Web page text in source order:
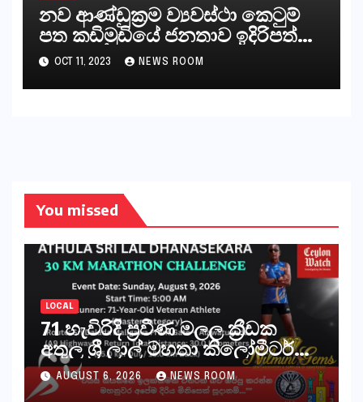
නව ආණ්ඩුක්‍රම ව්‍යවස්ථා කෙටුම්
පත කඩිමුඩියේ ජනතාව ඉදිරිපත්
කරන්නේ?
OCT 11, 2023 NEWS ROOM
You missed
LOCAL
71 හැවිරිදි ප්‍රවීණ මලල ක්‍රීඩක
අතුල ශ්‍රී ලාල් මහතා කිලෝමීටර්
30ක විශේෂ මැරතන් ධාවන
අභියෝගයකට සැරසෙයි
AUGUST 6, 2026 NEWS ROOM